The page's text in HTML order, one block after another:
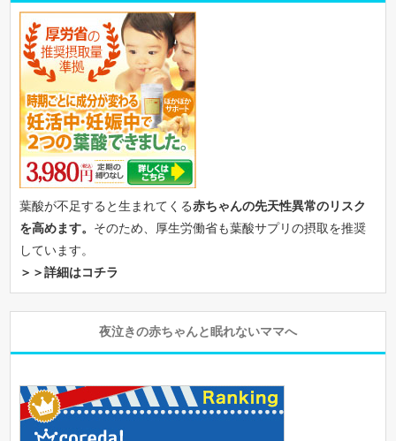
葉酸が不足すると生まれてくる赤ちゃんの先天性異常のリスク
を高めます。 そのため、厚生労働省も葉酸サプリの摂取を推奨
しています。
＞＞詳細はコチラ
夜泣きの赤ちゃんと眠れないママへ